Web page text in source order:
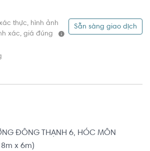
thực, hình ảnh
xác, giá đúng
Sẵn sàng giao dịch
ĐÔNG THẠNH 6, HÓC MÔN
x 6m)